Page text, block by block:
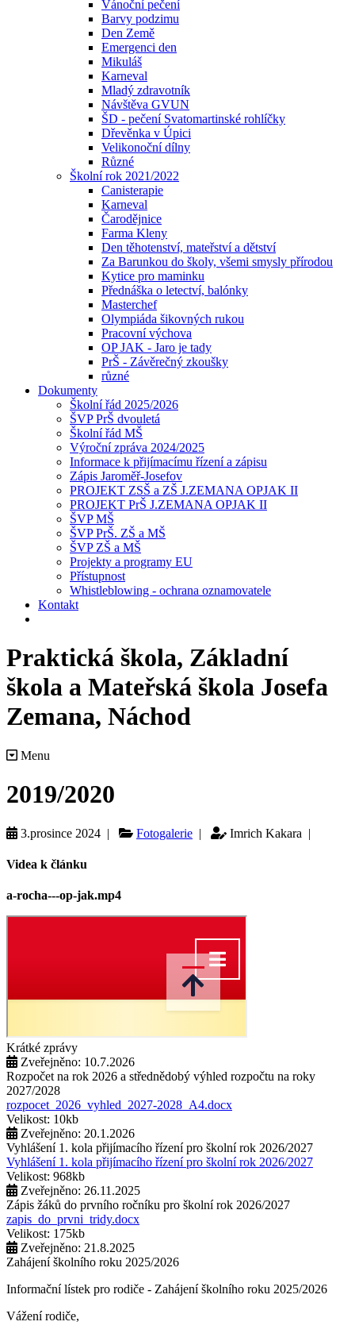
Vánoční pečení
Barvy podzimu
Den Země
Emergenci den
Mikuláš
Karneval
Mladý zdravotník
Návštěva GVUN
ŠD - pečení Svatomartinské rohlíčky
Dřevěnka v Úpici
Velikonoční dílny
Různé
Školní rok 2021/2022
Canisterapie
Karneval
Čarodějnice
Farma Kleny
Den těhotenství, mateřství a dětství
Za Barunkou do školy, všemi smysly přírodou
Kytice pro maminku
Přednáška o letectví, balónky
Masterchef
Olympiáda šikovných rukou
Pracovní výchova
OP JAK - Jaro je tady
PrŠ - Závěrečný zkoušky
různé
Dokumenty
Školní řád 2025/2026
ŠVP PrŠ dvouletá
Školní řád MŠ
Výroční zpráva 2024/2025
Informace k přijímacímu řízení a zápisu
Zápis Jaroměř-Josefov
PROJEKT ZSŠ a ZŠ J.ZEMANA OPJAK II
PROJEKT PrŠ J.ZEMANA OPJAK II
ŠVP MŠ
ŠVP PrŠ. ZŠ a MŠ
ŠVP ZŠ a MŠ
Projekty a programy EU
Přístupnost
Whistleblowing - ochrana oznamovatele
Kontakt
Praktická škola, Základní
škola a Mateřská škola Josefa
Zemana, Náchod
Menu
2019/2020
3.prosince 2024 | Fotogalerie | Imrich Kakara |
Videa k článku
a-rocha---op-jak.mp4
Krátké zprávy
Zveřejněno: 10.7.2026
Rozpočet na rok 2026 a střednědobý výhled rozpočtu na roky
2027/2028
rozpocet_2026_vyhled_2027-2028_A4.docx
Velikost: 10kb
Zveřejněno: 20.1.2026
Vyhlášení 1. kola přijímacího řízení pro školní rok 2026/2027
Vyhlášení 1. kola přijímacího řízení pro školní rok 2026/2027
Velikost: 968kb
Zveřejněno: 26.11.2025
Zápis žáků do prvního ročníku pro školní rok 2026/2027
zapis_do_prvni_tridy.docx
Velikost: 175kb
Zveřejněno: 21.8.2025
Zahájení školního roku 2025/2026
Informační lístek pro rodiče - Zahájení školního roku 2025/2026
Vážení rodiče,